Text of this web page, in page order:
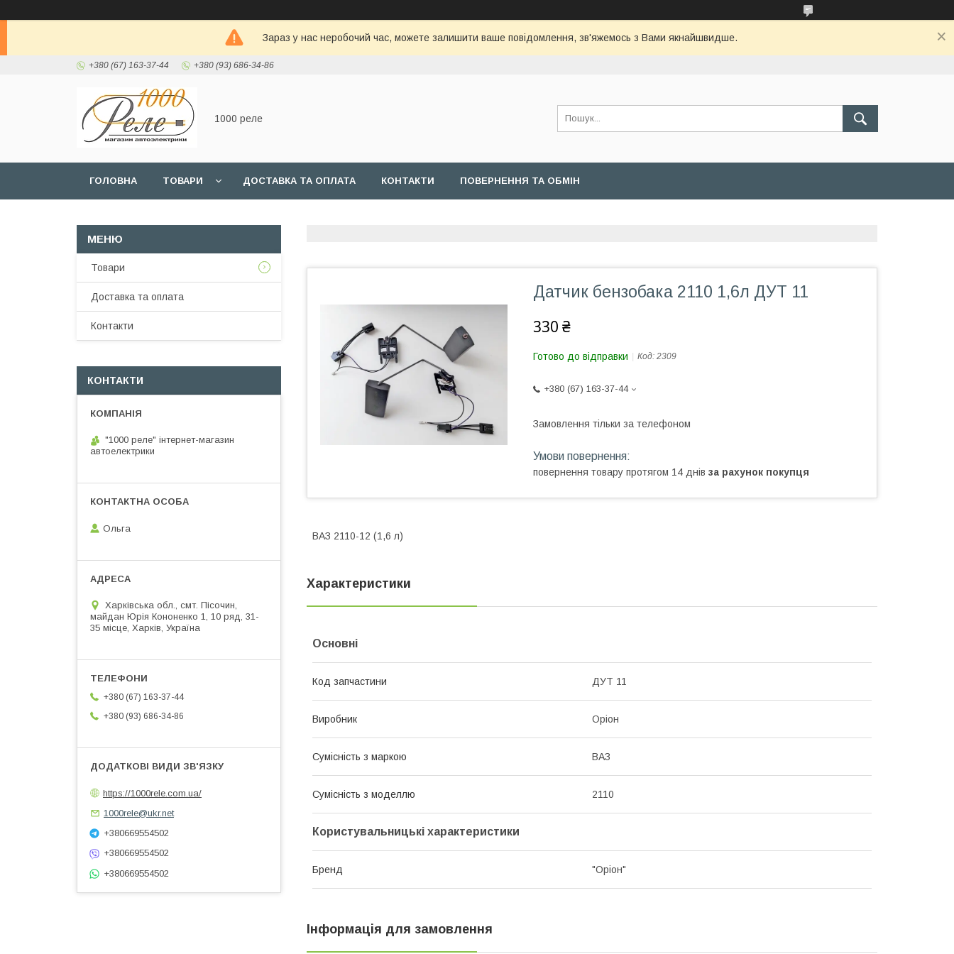
Зараз у нас неробочий час, можете залишити ваше повідомлення, зв'яжемось з Вами якнайшвидше.
+380 (67) 163-37-44 +380 (93) 686-34-86
1000 реле
ГОЛОВНА ТОВАРИ ДОСТАВКА ТА ОПЛАТА КОНТАКТИ ПОВЕРНЕННЯ ТА ОБМІН
Датчик бензобака 2110 1,6л ДУТ 11
330 ₴
Готово до відправки Код: 2309
+380 (67) 163-37-44
Замовлення тільки за телефоном
повернення товару протягом 14 днів за рахунок покупця
ВАЗ 2110-12 (1,6 л)
Характеристики
Основні
Код запчастини ДУТ 11
Виробник Оріон
Сумісність з маркою ВАЗ
Сумісність з моделлю 2110
Користувальницькі характеристики
Бренд "Оріoн"
Інформація для замовлення
Товари
Доставка та оплата
Контакти
КОНТАКТИ
"1000 реле" інтернет-магазин
автоелектрики
Ольга
Харківська обл., смт. Пісочин,
майдан Юрія Кононенко 1, 10 ряд, 31-
35 місце, Харків, Україна
+380 (67) 163-37-44
+380 (93) 686-34-86
https://1000rele.com.ua/
1000rele@ukr.net
+380669554502
+380669554502
+380669554502